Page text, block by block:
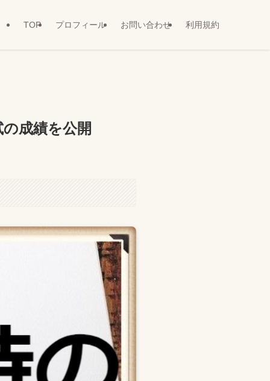
TOP プロフィール お問い合わせ 利用規約
成績を公開